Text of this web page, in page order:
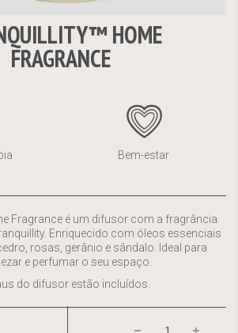
HOME
FRAGRANCE
Bem-estar
Fragrance é um difusor com a fragrância
Enriquecido com óleos essenciais
rosas, gerânio e sândalo. Ideal para
e perfumar o seu espaço.
do difusor estão incluídos.